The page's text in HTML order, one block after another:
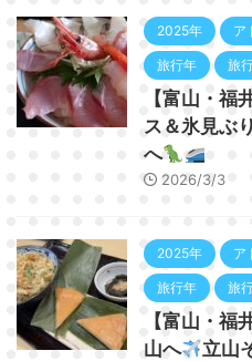
2025年 ア
旅行年 旅
【富山・福
ス＆氷見ぶ
へ
2026/3/3
2025年 ア
旅行年 旅
【富山・福
山へ
立山